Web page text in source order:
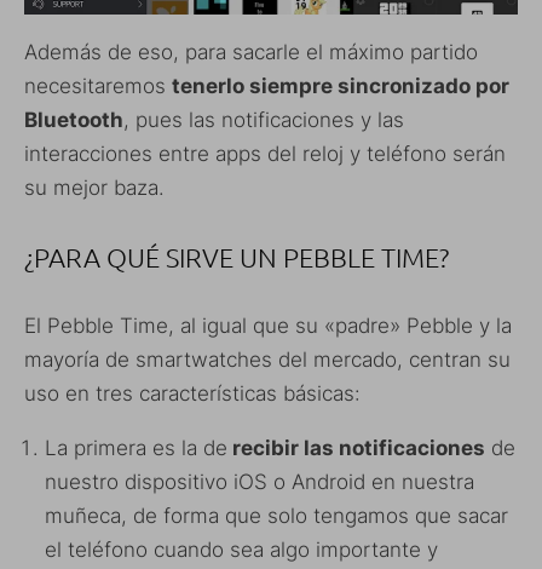
Además de eso, para sacarle el máximo partido
necesitaremos tenerlo siempre sincronizado por
Bluetooth, pues las notificaciones y las
interacciones entre apps del reloj y teléfono serán
su mejor baza.
¿PARA QUÉ SIRVE UN PEBBLE TIME?
El Pebble Time, al igual que su «padre» Pebble y la
mayoría de smartwatches del mercado, centran su
uso en tres características básicas:
La primera es la de recibir las notificaciones de
nuestro dispositivo iOS o Android en nuestra
muñeca, de forma que solo tengamos que sacar
el teléfono cuando sea algo importante y